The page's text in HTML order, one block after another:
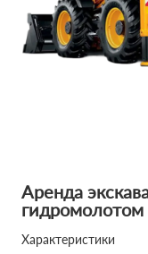
Аренда
гидромолотом
Характеристики